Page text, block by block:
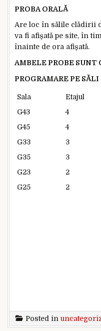
PROBA ORALĂ
Are loc în sălile clădirii
va fi afișată pe site, în
înainte de ora afișată.
AMBELE PROBE SUNT
PROGRAMARE PE SĂLI
Sala Etajul
G43
4
G45
4
G33
3
G35
3
G23
2
G25
2
Posted in